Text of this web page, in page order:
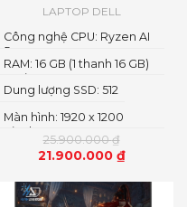
LAPTOP DELL
25.900.000₫
21.900.000 ₫
Màn hình: 1920 x 1200
Pixels
Dung lượng SSD: 512
RAM: 16 GB (1 thanh 16 GB)
Loại RAM: DDR5
Công nghệ CPU: Ryzen AI
5